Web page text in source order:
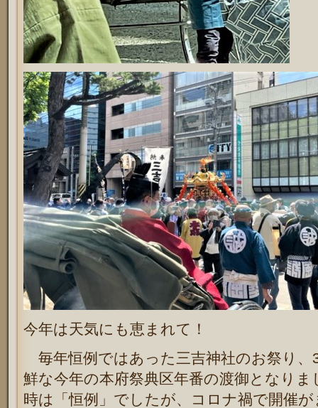
今年は天気にも恵まれて！
毎年恒例ではあった三吉神社のお祭り、
鮮な今年の本府祭典区年番の渡御となり
時は「恒例」でしたが、コロナ禍で開催